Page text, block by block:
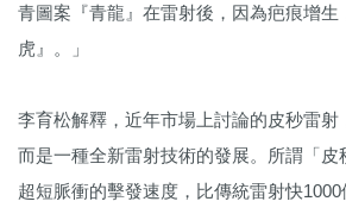
青圖案『青龍』在雷射後，因為疤痕增生
虎』。」
李育松解釋，近年市場上討論的皮秒雷射
而是一種全新雷射技術的發展。所謂「皮
超短脈衝的擊發速度，比傳統雷射快1000